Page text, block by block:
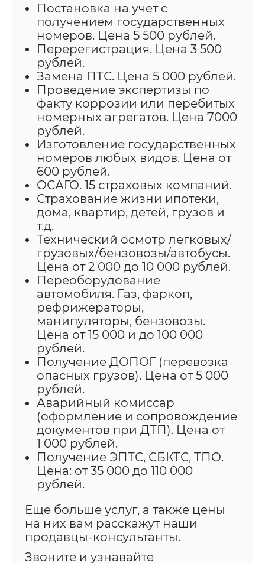
Постановка на учет с
получением государственных
номеров. Цена 5 500 рублей.
Перерегистрация. Цена 3 500
рублей.
Замена ПТС. Цена 5 000 рублей.
Проведение экспертизы по
факту коррозии или перебитых
номерных агрегатов. Цена 7000
рублей.
Изготовление государственных
номеров любых видов. Цена от
600 рублей.
ОСАГО. 15 страховых компаний.
Страхование жизни ипотеки,
дома, квартир, детей, грузов и
т.д.
Технический осмотр легковых/
грузовых/бензовозы/автобусы.
Цена от 2 000 до 10 000 рублей.
Переоборудование
автомобиля. Газ, фаркоп,
рефрижераторы,
манипуляторы, бензовозы.
Цена от 15 000 и до 100 000
рублей.
Получение ДОПОГ (перевозка
опасных грузов). Цена от 5 000
рублей.
Аварийный комиссар
(оформление и сопровождение
документов при ДТП). Цена от
1 000 рублей.
Получение ЭПТС, СБКТС, ТПО.
Цена: от 35 000 до 110 000
рублей.
Еще больше услуг, а также цены
на них вам расскажут наши
продавцы-консультанты.
Звоните и узнавайте